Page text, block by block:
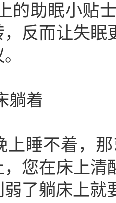
的助眠小贴
反而让失眠
躺着
上睡不着，
，您在床上
了躺床上就